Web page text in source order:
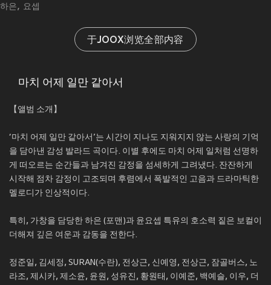
하은 요셉
于JOOX浏览全部内容
마치 어제 일만 같아서
【앨범 소개】
‘마치 어제 일만 같아서’는 시간이 지나도 지워지지 않는 사랑의 기억
을 담아낸 감성 발라드 곡이다. 이별 후에도 마치 어제 일처럼 선명하
게 떠오르는 순간들과 남겨진 감정을 섬세하게 그려냈다. 잔잔하게
시작해 점차 감정이 고조되며 후렴에서 폭발적인 고음과 드라마틱한
멜로디가 인상적이다.
특히, 가창을 담당한 하은 (포맨)과 윤요셉 특유의 호소력 짙은 보컬이
더해져 깊은 여운과 감동을 전한다.
정준일, 김세정, SURAN(수란), 전상근, 신예영, 전상근, 잠골버스, 노
라조, 제시카, 제소윤, 윤원, 성유진, 황원태, 이예준, 백예슬, 이우, 더